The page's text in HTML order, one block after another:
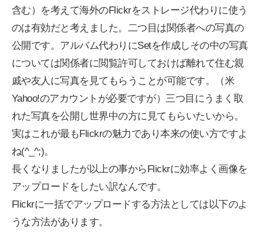
含む）を考えて海外のFlickrをストレージ代わりに使う
のは有効だと考えました。二つ目は関係者への写真の
公開です。アルバム代わりにSetを作成しその中の写真
については関係者に閲覧許可しておけば離れて住む親
戚や友人に写真を見てもらうことが可能です。（米
Yahoo!のアカウントが必要ですが）三つ目にうまく取
れた写真を公開し世界中の方に見てもらいたいから。
実はこれが最もFlickrの魅力であり本来の使い方ですよ
ね(^_^;)。
長くなりましたが以上の事からFlickrに効率よく画像を
アップロードをしたい訳なんです。
Flickrに一括でアップロードする方法としては以下のよ
うな方法があります。